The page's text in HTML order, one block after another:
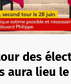
des
aura lieu